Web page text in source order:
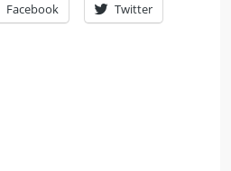
Facebook Twitter